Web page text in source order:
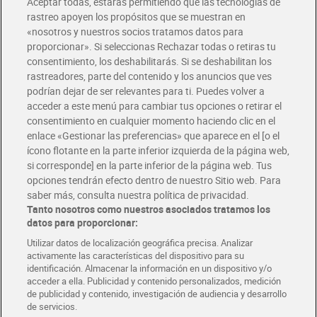
Glovo y Uber Eats
Solicita tu factura de Glovo o Uber Eats
Únete al CLUB Dia
Disfruta las ventajas y ofertas exclusivas.
Descárgate la APP Dia
Folletos y Tiendas
Descubre las mejores ofertas y busca tu tienda más cercana
Tarjeta MaX Dia
Te devuelve hasta 8€/mes de tus compras.
¡Solicita tu tarjeta de crédito aquí!
COMER MEJOR CADA DIA
COLABORA CON DIA ABRE TU TIENDA DIA CORPORATE
rastreo apoyen los propósitos que se muestran en
«nosotros y nuestros socios tratamos datos para
proporcionar». Si seleccionas Rechazar todas o retiras tu
consentimiento, los deshabilitarás. Si se deshabilitan los
rastreadores, parte del contenido y los anuncios que ves
podrían dejar de ser relevantes para ti. Puedes volver a
acceder a este menú para cambiar tus opciones o retirar el
consentimiento en cualquier momento haciendo clic en el
enlace «Gestionar las preferencias» que aparece en el [o el
ícono flotante en la parte inferior izquierda de la página web,
si corresponde] en la parte inferior de la página web. Tus
opciones tendrán efecto dentro de nuestro Sitio web. Para
saber más, consulta nuestra política de privacidad.
Tanto nosotros como nuestros asociados tratamos los
datos para proporcionar:
Utilizar datos de localización geográfica precisa. Analizar
activamente las características del dispositivo para su
identificación. Almacenar la información en un dispositivo y/o
acceder a ella. Publicidad y contenido personalizados, medición
de publicidad y contenido, investigación de audiencia y desarrollo
de servicios.